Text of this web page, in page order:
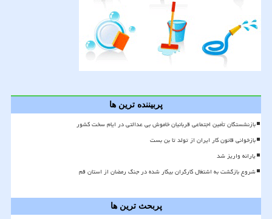
پربیننده ترین ها
بازنشستگان تأمین اجتماعی قربانیان خاموش بی عدالتی در ایام سخت کشور
بازخوانی قانون کار ایران از تولد تا بن بست
یارانه واریز شد
شروع بازگشت به اشتغال کارگران بیکار شده در جنگ رمضان از استان قم
پربحث ترین ها